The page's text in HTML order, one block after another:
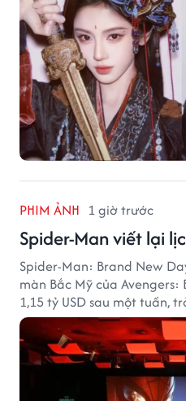
PHIM ẢNH 1 giờ trước
Spider-Man viết lại
Spider-Man: Brand New
màn Bắc Mỹ của
1,15 tỷ USD sau một tuần,
nhất năm 2026.